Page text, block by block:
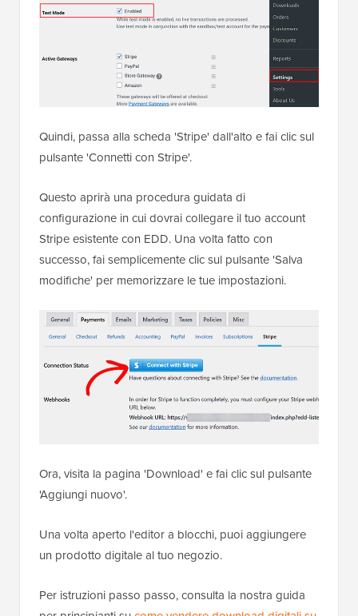
Quindi, passa alla scheda 'Stripe' dall'alto e fai clic sul
pulsante 'Connetti con Stripe'.
Questo aprirà una procedura guidata di
configurazione in cui dovrai collegare il tuo account
Stripe esistente con EDD. Una volta fatto con
successo, fai semplicemente clic sul pulsante 'Salva
modifiche' per memorizzare le tue impostazioni.
Ora, visita la pagina 'Download' e fai clic sul pulsante
'Aggiungi nuovo'.
Una volta aperto l'editor a blocchi, puoi aggiungere
un prodotto digitale al tuo negozio.
Per istruzioni passo passo, consulta la nostra guida